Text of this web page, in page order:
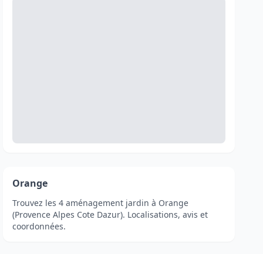
Orange
Trouvez les 4 aménagement jardin à Orange
(Provence Alpes Cote Dazur). Localisations, avis et
coordonnées.